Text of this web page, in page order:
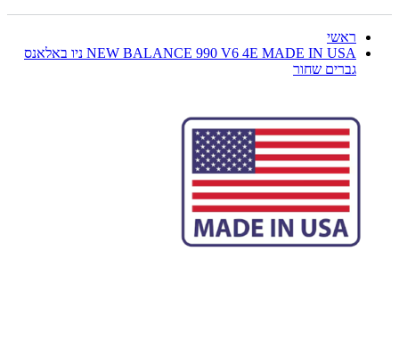
ראשי
NEW BALANCE 990 V6 4E MADE IN USA ניו באלאנס
גברים שחור